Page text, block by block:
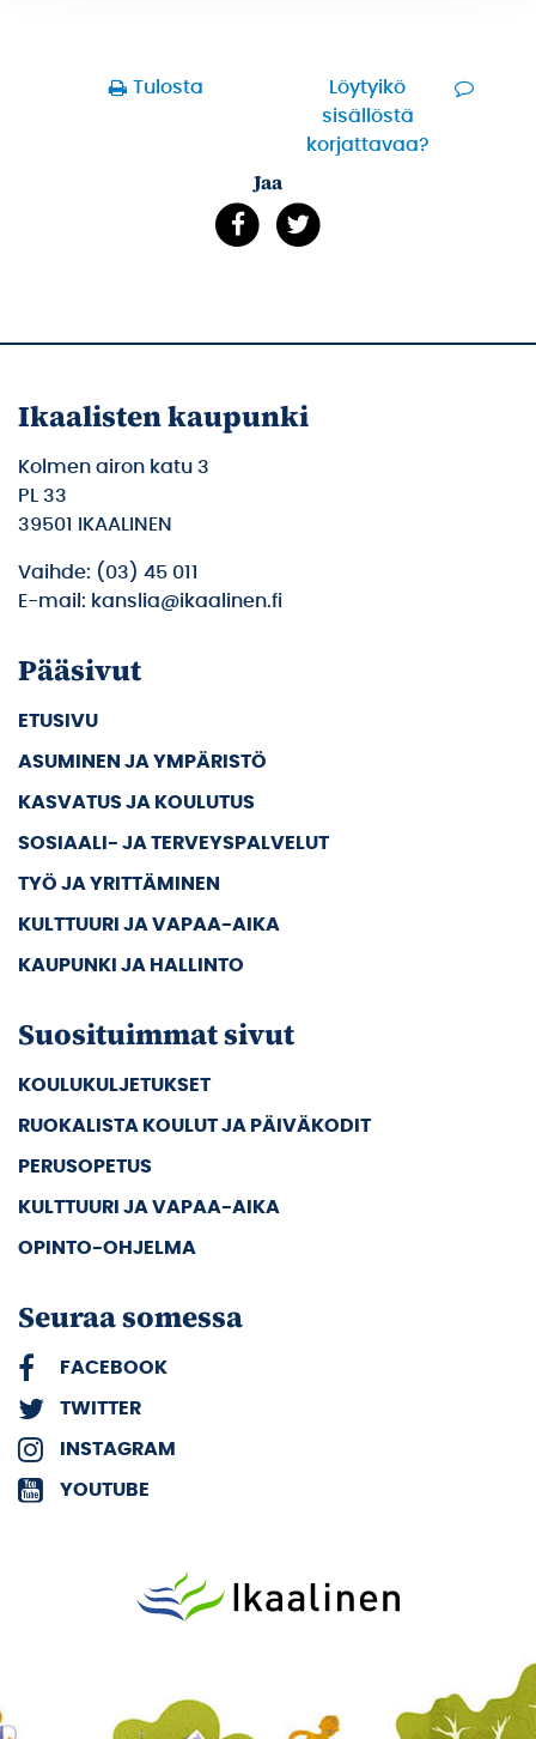
Tulosta
Löytyikö
sisällöstä
korjattavaa?
Jaa
Ikaalisten kaupunki
Kolmen airon katu 3
PL 33
39501 IKAALINEN
Vaihde: (03) 45 011
E-mail: kanslia@ikaalinen.fi
Pääsivut
ETUSIVU
ASUMINEN JA YMPÄRISTÖ
KASVATUS JA KOULUTUS
SOSIAALI- JA TERVEYSPALVELUT
TYÖ JA YRITTÄMINEN
KULTTUURI JA VAPAA-AIKA
KAUPUNKI JA HALLINTO
Suosituimmat sivut
KOULUKULJETUKSET
RUOKALISTA KOULUT JA PÄIVÄKODIT
PERUSOPETUS
KULTTUURI JA VAPAA-AIKA
OPINTO-OHJELMA
Seuraa somessa
FACEBOOK
TWITTER
INSTAGRAM
YOUTUBE